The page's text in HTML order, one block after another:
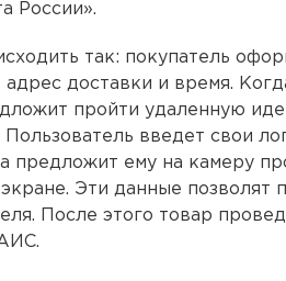
России».
так: покупатель
адрес доставки и время.
пройти удаленную
введет свои
предложит ему на камеру
Эти данные позволят
После этого товар